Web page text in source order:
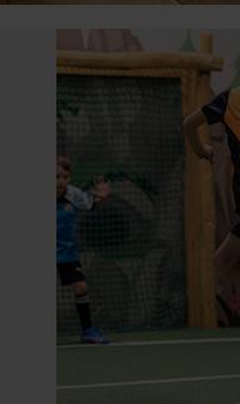
Image